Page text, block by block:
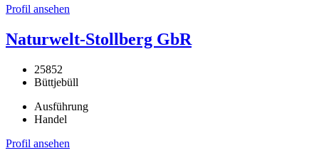
Profil ansehen
Naturwelt-Stollberg GbR
25852
Büttjebüll
Ausführung
Handel
Profil ansehen